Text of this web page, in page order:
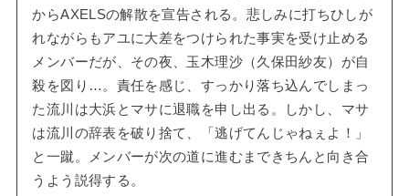
からAXELSの解散を宣告される。悲しみに打ちひしが
れながらもアユに大差をつけられた事実を受け止める
メンバーだが、その夜、玉木理沙（久保田紗友）が自
殺を図り…。責任を感じ、すっかり落ち込んでしまっ
た流川は大浜とマサに退職を申し出る。しかし、マサ
は流川の辞表を破り捨て、「逃げてんじゃねぇよ！」
と一蹴。メンバーが次の道に進むまできちんと向き合
うよう説得する。